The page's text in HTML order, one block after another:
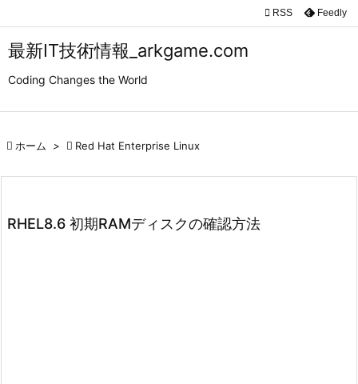
最新IT技術情報_arkgame.com
Coding Changes the World


 RSS Feedly
 ホーム >  Red Hat Enterprise Linux
RHEL8.6 初期RAMディスクの確認方法